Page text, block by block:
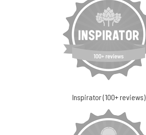
Inspirator (100+ reviews)